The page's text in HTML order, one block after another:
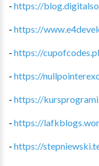
- https://
- https://
- https://
- https://
- https://
- https://
- https://